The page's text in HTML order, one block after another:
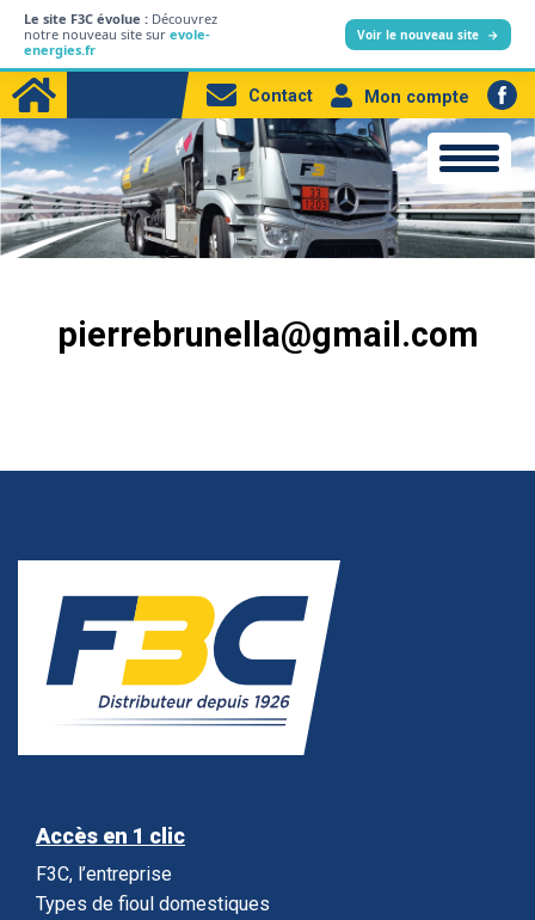
Le site F3C évolue : Découvrez
notre nouveau site sur evole-
energies.fr
Voir le nouveau site →
Professionnels
Produits
Station-service
Electricité
Contact Mon compte
pierrebrunella@gmail.com
Accès en 1 clic
F3C, l’entreprise
Types de fioul domestiques